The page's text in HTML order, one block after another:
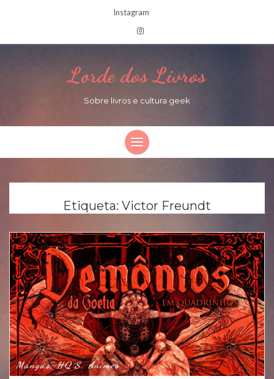
Instagram
Lorde dos Livros
Sobre livros e cultura geek
Etiqueta: Victor Freundt
Mangás, HQ´s, Animes